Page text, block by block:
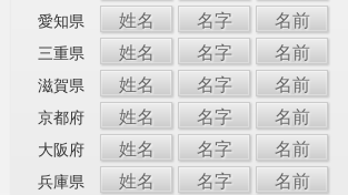
愛知県 姓名 名字 名前
三重県 姓名 名字 名前
滋賀県 姓名 名字 名前
京都府 姓名 名字 名前
大阪府 姓名 名字 名前
兵庫県 姓名 名字 名前